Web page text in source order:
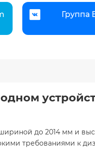
Группа
до 2014 мм и
требованиями к